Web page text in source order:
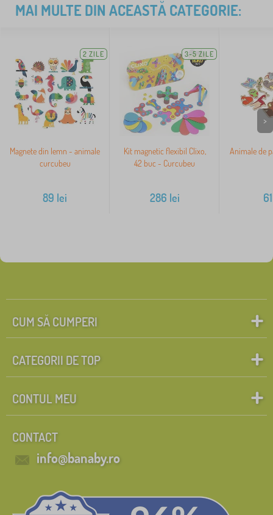
MAI MULTE DIN ACEASTĂ CATEGORIE:
2 ZILE
Magnete din lemn - animale
curcubeu
89 lei
3-5 ZILE
Kit magnetic flexibil Clixo,
42 buc - Curcubeu
286 lei
Animale de
61
>
CUM SĂ CUMPERI
CATEGORII DE TOP
CONTUL MEU
CONTACT
info@banaby.ro